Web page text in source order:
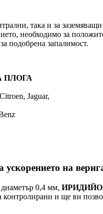
така и за
необходимо за
подобрена запалимост.
ПЛОГА
Jaguar,
на
0,4 мм,
и ще ви